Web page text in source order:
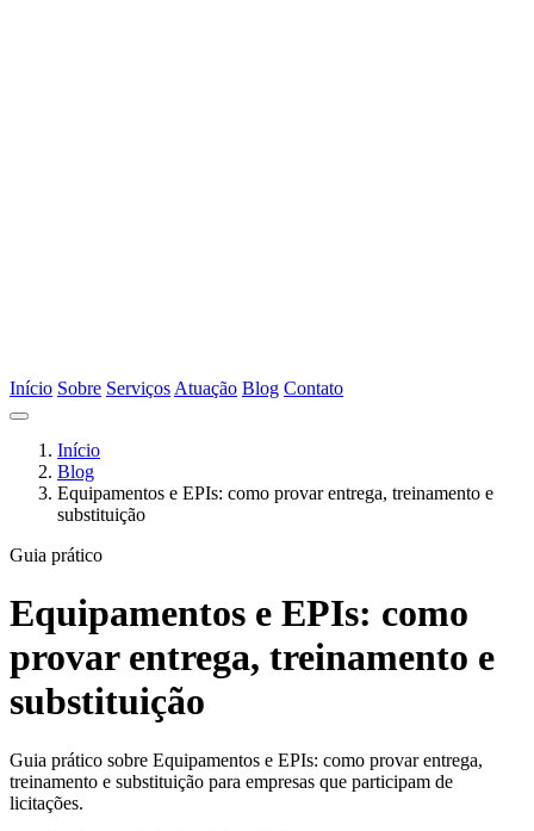
Início Sobre Serviços Atuação Blog Contato
Início
Blog
Equipamentos e EPIs: como provar entrega, treinamento e
substituição
Guia prático
Equipamentos e EPIs: como
provar entrega, treinamento e
substituição
Guia prático sobre Equipamentos e EPIs: como provar entrega,
treinamento e substituição para empresas que participam de
licitações.